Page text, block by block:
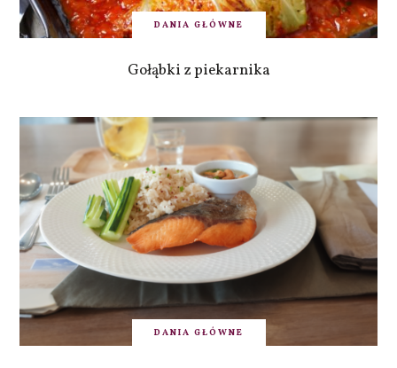
DANIA GŁÓWNE
Gołąbki z piekarnika
DANIA GŁÓWNE